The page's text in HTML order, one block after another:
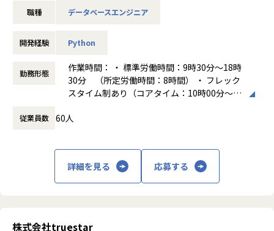
『Advanced Drive』
自動車のドライバモニタリングシステムが行う顔特徴点検
実施。
『ai cast 』
「スマートシティ」における街や自動運転車両の見守り用途
としての活用も視野に入れ、開発されたエッジAIカメラで
小売業や製造業等での活用をはじめ、将来的にはセキュリテ
れています。
『マルチモーダルエージェント“Saya”』
ルールベース応答検索・音声認識・音声合成と会話内容と合
する会）：毎週金曜日17時から開催
・全社MTG：毎週開催、毎四半期頭に会場を確保して開催
【クライアントとの研究開発例】
『Advanced Drive』
出、視線検出などの処理を廉価なCPUで動作させる効率化を
「スマートシティ」における街や自動運転車両の見守り用途
としての活用も視野に入れ、開発されたエッジAIカメラで
ィや防犯用途などのインフラカメラとしての用途も視野に入
ない「多様でユニークなデータ」を活用し、不動産・流通・
ます。
アナリティクスエンジニアは、単なる分析に留まらず、デー
タ分析、データ基盤の整備、プロダクト開発から導入支援ま
でを一気通貫で担うポジションです。
※社内の配属先はご経験やご希望を踏まえた上でご本人様と
①商業用不動産・店舗ビジネス向け新規プロダクト(DataLe
nsHubシリーズ)
2024年3月に新規事業として、商業用不動産・店舗ビジネス
● データの加工やクレンジングを行うツールの開発
● コンサルティング事業への知見の共有や設計のレビュー等
※業務は経験や適性に応じてお任せします
● Snowflake Data Superheroをはじめとした優秀な人材の
や課題解決能力を高めることができます
● プロダクトの販売戦略などエンジニア以外の領域にも希望
すれば関わることができ、ビジネス観点での能力の向上も見
● PODBなど社会貢献性の高いプロダクトに参画ができます
職種 データベースエンジニア
開発経験 Python
勤務形態
作業時間： ・ 標準労働時間：9時30分～18時
30分 （所定労働時間：8時間） ・ フレック
スタイム制あり（コアタイム：10時00分～14
時00分、14時30分～20時00分）
従業員数 60人
詳細を見る 応募する
株式会社truestar